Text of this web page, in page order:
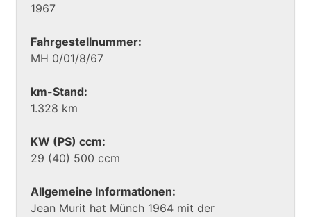
1967
Fahrgestellnummer:
MH 0/01/8/67
km-Stand:
1.328 km
KW (PS) ccm:
29 (40) 500 ccm
Allgemeine Informationen:
Jean Murit hat Münch 1964 mit der